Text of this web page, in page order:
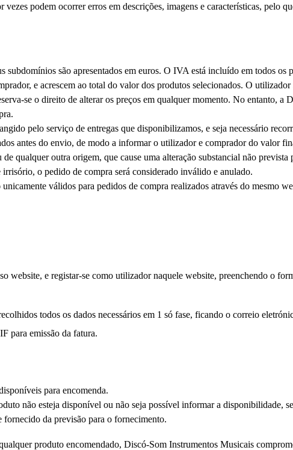
podem ocorrer erros em descrições, imagens e características, pelo
subdomínios são apresentados em euros. O IVA está incluído em todos os
e acrescem ao total do valor dos produtos selecionados. O
se o direito de alterar os preços em qualquer momento. No entanto, a
pelo serviço de entregas que disponibilizamos, e seja necessário
antes do envio, de modo a informar o utilizador e comprador do valor
qualquer outra origem, que cause uma alteração substancial não
o pedido de compra será considerado inválido e anulado.
válidos para pedidos de compra realizados através do mesmo
website, e registar-se como utilizador naquele website, preenchendo o
todos os dados necessários em 1 só fase, ficando o correio
para emissão da fatura.
para encomenda.
não esteja disponível ou não seja possível informar a disponibilidade,
da previsão para o fornecimento.
produto encomendado, Discó-Som Instrumentos Musicais